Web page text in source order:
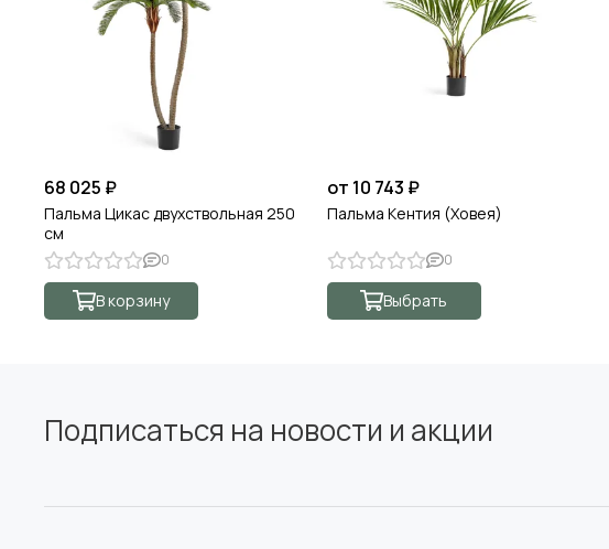
68 025 ₽
Пальма Цикас двухствольная 250
см
0
В корзину
от 10 743 ₽
Пальма Кентия (Ховея)
0
Выбрать
Подписаться на новости и акции